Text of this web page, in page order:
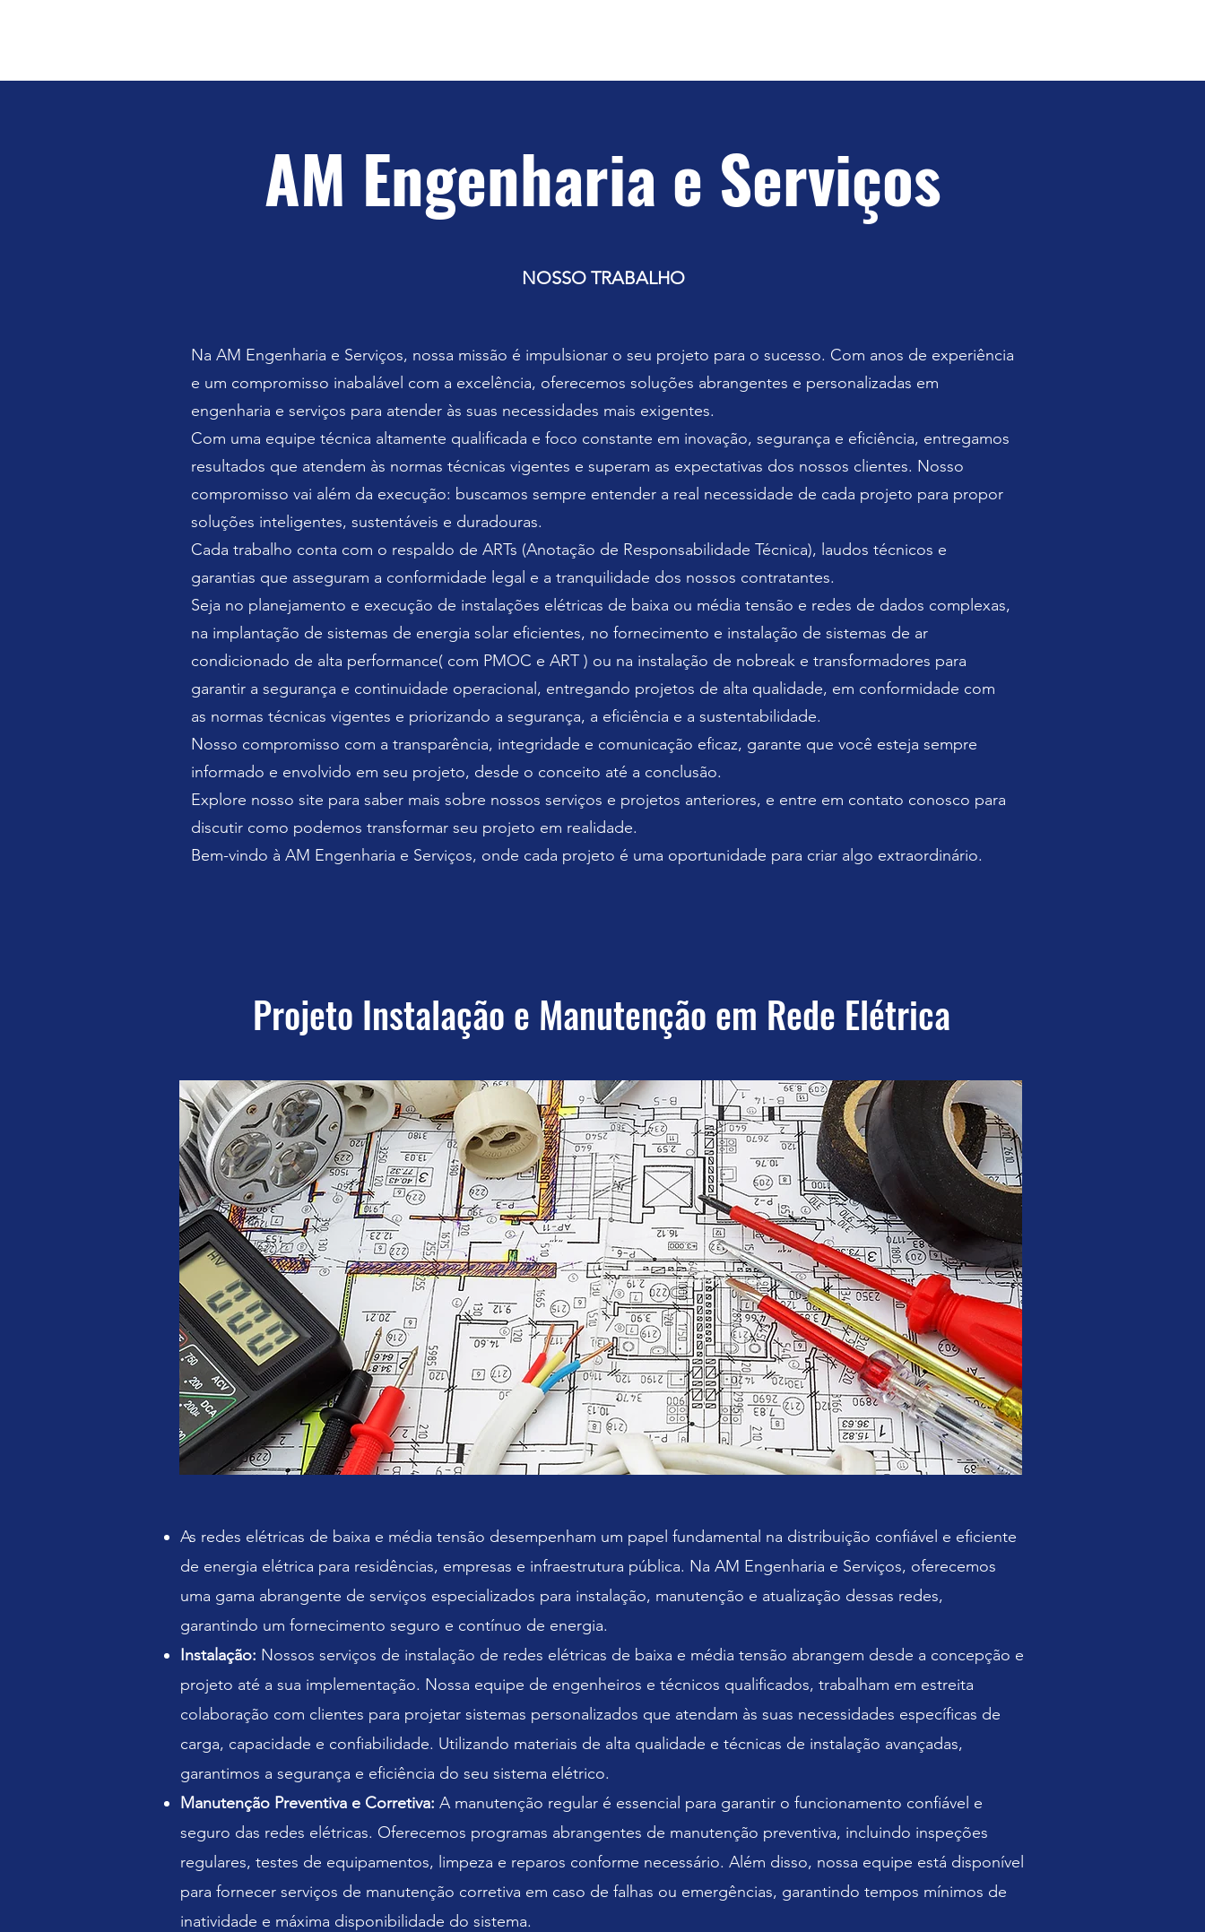
AM Engenharia e Serviços
NOSSO TRABALHO
Na AM Engenharia e Serviços, nossa missão é impulsionar o seu projeto para o sucesso. Com anos de experiência
e um compromisso inabalável com a excelência, oferecemos soluções abrangentes e personalizadas em
engenharia e serviços para atender às suas necessidades mais exigentes.
Com uma equipe técnica altamente qualificada e foco constante em inovação, segurança e eficiência, entregamos
resultados que atendem às normas técnicas vigentes e superam as expectativas dos nossos clientes. Nosso
compromisso vai além da execução: buscamos sempre entender a real necessidade de cada projeto para propor
soluções inteligentes, sustentáveis e duradouras.
Cada trabalho conta com o respaldo de ARTs (Anotação de Responsabilidade Técnica), laudos técnicos e
garantias que asseguram a conformidade legal e a tranquilidade dos nossos contratantes.
Seja no planejamento e execução de instalações elétricas de baixa ou média tensão e redes de dados complexas,
na implantação de sistemas de energia solar eficientes, no fornecimento e instalação de sistemas de ar
condicionado de alta performance( com PMOC e ART ) ou na instalação de nobreak e transformadores para
garantir a segurança e continuidade operacional, entregando projetos de alta qualidade, em conformidade com
as normas técnicas vigentes e priorizando a segurança, a eficiência e a sustentabilidade.
Nosso compromisso com a transparência, integridade e comunicação eficaz, garante que você esteja sempre
informado e envolvido em seu projeto, desde o conceito até a conclusão.
Explore nosso site para saber mais sobre nossos serviços e projetos anteriores, e entre em contato conosco para
discutir como podemos transformar seu projeto em realidade.
Bem-vindo à AM Engenharia e Serviços, onde cada projeto é uma oportunidade para criar algo extraordinário.
Projeto Instalação e Manutenção em Rede Elétrica
As redes elétricas de baixa e média tensão desempenham um papel fundamental na distribuição confiável e eficiente
de energia elétrica para residências, empresas e infraestrutura pública. Na AM Engenharia e Serviços, oferecemos
uma gama abrangente de serviços especializados para instalação, manutenção e atualização dessas redes,
garantindo um fornecimento seguro e contínuo de energia.
Instalação: Nossos serviços de instalação de redes elétricas de baixa e média tensão abrangem desde a concepção e
projeto até a sua implementação. Nossa equipe de engenheiros e técnicos qualificados, trabalham em estreita
colaboração com clientes para projetar sistemas personalizados que atendam às suas necessidades específicas de
carga, capacidade e confiabilidade. Utilizando materiais de alta qualidade e técnicas de instalação avançadas,
garantimos a segurança e eficiência do seu sistema elétrico.
Manutenção Preventiva e Corretiva: A manutenção regular é essencial para garantir o funcionamento confiável e
seguro das redes elétricas. Oferecemos programas abrangentes de manutenção preventiva, incluindo inspeções
regulares, testes de equipamentos, limpeza e reparos conforme necessário. Além disso, nossa equipe está disponível
para fornecer serviços de manutenção corretiva em caso de falhas ou emergências, garantindo tempos mínimos de
inatividade e máxima disponibilidade do sistema.